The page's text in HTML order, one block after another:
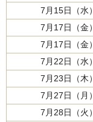
7月15日（水）
7月17日（金）
7月17日（金）
7月22日（水）
7月23日（木）
7月27日（月）
7月28日（火）